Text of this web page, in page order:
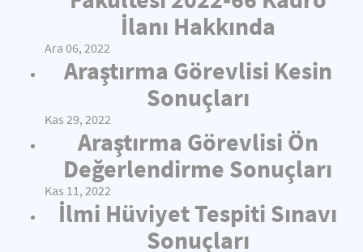
İlanı Hakkında
Ara 06, 2022
Araştırma Görevlisi Kesin
Sonuçları
Kas 29, 2022
Araştırma Görevlisi Ön
Değerlendirme Sonuçları
Kas 11, 2022
İlmi Hüviyet Tespiti Sınavı
Sonuçları